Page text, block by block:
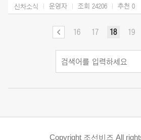
신차소식 운영자 조회 24206 추천 0
16 17 18 19
Copyright 조선비즈 All